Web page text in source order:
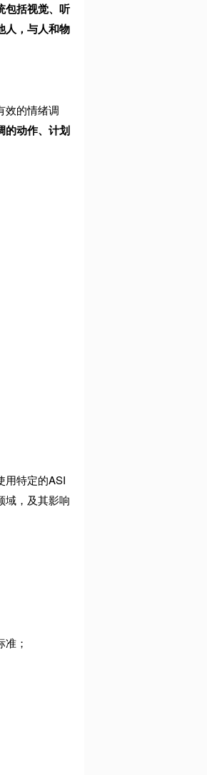
包括视觉、听
人，与人和物
效的情绪调
的动作、计划
用特定的ASI
域，及其影响
；